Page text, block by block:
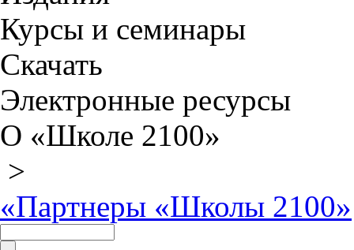
Курсы и семинары
Скачать
Электронные ресурсы
О «Школе 2100»
>
«Партнеры «Школы 2100»